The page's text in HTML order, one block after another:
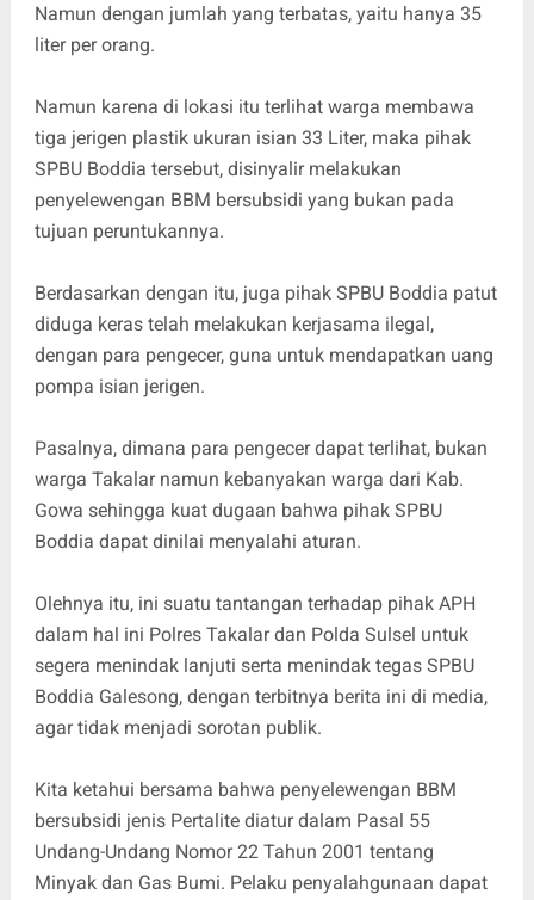
Namun dengan jumlah yang terbatas, yaitu hanya 35
liter per orang.
Namun karena di lokasi itu terlihat warga membawa
tiga jerigen plastik ukuran isian 33 Liter, maka pihak
SPBU Boddia tersebut, disinyalir melakukan
penyelewengan BBM bersubsidi yang bukan pada
tujuan peruntukannya.
Berdasarkan dengan itu, juga pihak SPBU Boddia patut
diduga keras telah melakukan kerjasama ilegal,
dengan para pengecer, guna untuk mendapatkan uang
pompa isian jerigen.
Pasalnya, dimana para pengecer dapat terlihat, bukan
warga Takalar namun kebanyakan warga dari Kab.
Gowa sehingga kuat dugaan bahwa pihak SPBU
Boddia dapat dinilai menyalahi aturan.
Olehnya itu, ini suatu tantangan terhadap pihak APH
dalam hal ini Polres Takalar dan Polda Sulsel untuk
segera menindak lanjuti serta menindak tegas SPBU
Boddia Galesong, dengan terbitnya berita ini di media,
agar tidak menjadi sorotan publik.
Kita ketahui bersama bahwa penyelewengan BBM
bersubsidi jenis Pertalite diatur dalam Pasal 55
Undang-Undang Nomor 22 Tahun 2001 tentang
Minyak dan Gas Bumi. Pelaku penyalahgunaan dapat